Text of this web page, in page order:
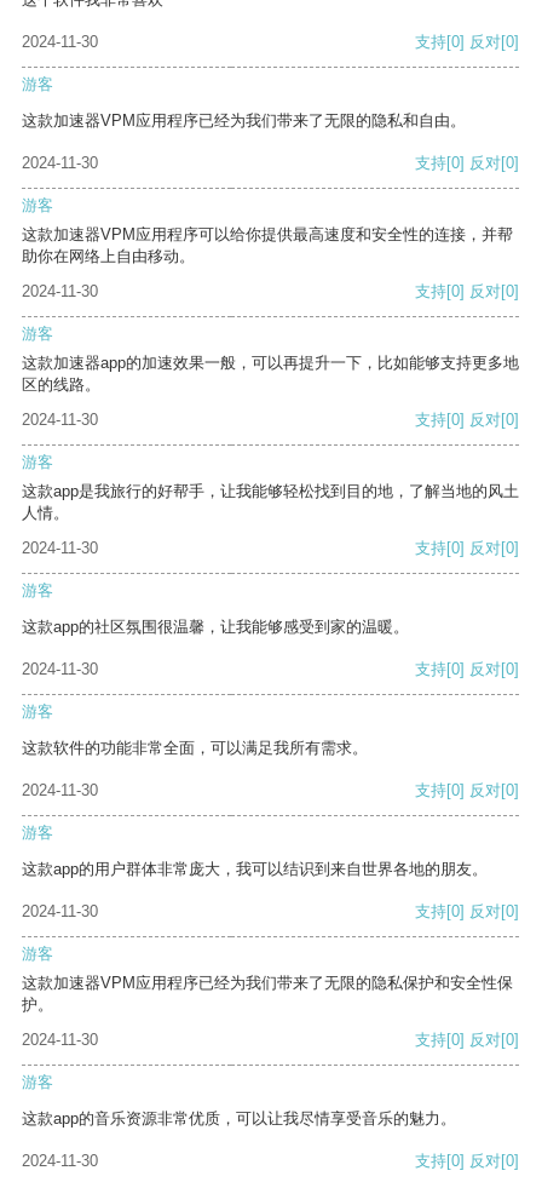
2024-11-30 支持[0] 反对[0]
游客
这款加速器VPM应用程序已经为我们带来了无限的隐私和自由。
2024-11-30 支持[0] 反对[0]
游客
这款加速器VPM应用程序可以给你提供最高速度和安全性的连接，并帮
助你在网络上自由移动。
2024-11-30
支持[0] 反对[0]
游客
这款加速器app的加速效果一般，可以再提升一下，比如能够支持更多地
区的线路。
2024-11-30
支持[0] 反对[0]
游客
这款app是我旅行的好帮手，让我能够轻松找到目的地，了解当地的风土
人情。
2024-11-30
支持[0] 反对[0]
游客
这款app的社区氛围很温馨，让我能够感受到家的温暖。
2024-11-30 支持[0] 反对[0]
游客
这款软件的功能非常全面，可以满足我所有需求。
2024-11-30 支持[0] 反对[0]
游客
这款app的用户群体非常庞大，我可以结识到来自世界各地的朋友。
2024-11-30 支持[0] 反对[0]
游客
这款加速器VPM应用程序已经为我们带来了无限的隐私保护和安全性保
护。
2024-11-30
支持[0] 反对[0]
游客
这款app的音乐资源非常优质，可以让我尽情享受音乐的魅力。
2024-11-30 支持[0] 反对[0]